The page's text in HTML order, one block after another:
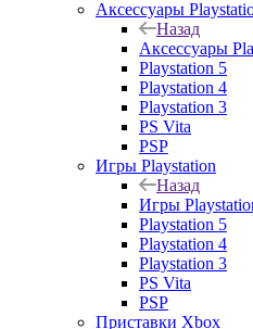
Аксессуары
Назад
Аксессуары
Playstation 5
Playstation 4
Playstation 3
PS Vita
PSP
Игры Playstation
Назад
Игры
Playstation 5
Playstation 4
Playstation 3
PS Vita
PSP
Приставки Xbox